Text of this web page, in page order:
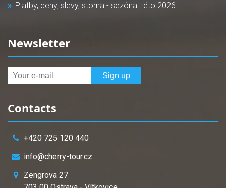
Platby, ceny, slevy, storna - sezóna Léto 2026
Newsletter
Contacts
+420 725 120 440
info@cherry-tour.cz
Zengrova 27